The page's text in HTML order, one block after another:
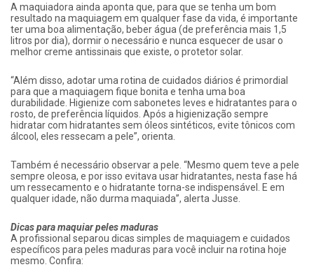
A maquiadora ainda aponta que, para que se tenha um bom
resultado na maquiagem em qualquer fase da vida, é importante
ter uma boa alimentação, beber água (de preferência mais 1,5
litros por dia), dormir o necessário e nunca esquecer de usar o
melhor creme antissinais que existe, o protetor solar.
“Além disso, adotar uma rotina de cuidados diários é primordial
para que a maquiagem fique bonita e tenha uma boa
durabilidade. Higienize com sabonetes leves e hidratantes para o
rosto, de preferência líquidos. Após a higienização sempre
hidratar com hidratantes sem óleos sintéticos, evite tônicos com
álcool, eles ressecam a pele”, orienta.
Também é necessário observar a pele. “Mesmo quem teve a pele
sempre oleosa, e por isso evitava usar hidratantes, nesta fase há
um ressecamento e o hidratante torna-se indispensável. E em
qualquer idade, não durma maquiada”, alerta Jusse.
Dicas para maquiar peles maduras
A profissional separou dicas simples de maquiagem e cuidados
específicos para peles maduras para você incluir na rotina hoje
mesmo. Confira: